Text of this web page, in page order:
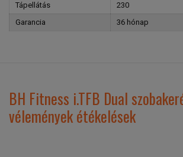
Tápellátás
230
Garancia
36 hónap
BH Fitness i.TFB Dual
vélemények étékelések